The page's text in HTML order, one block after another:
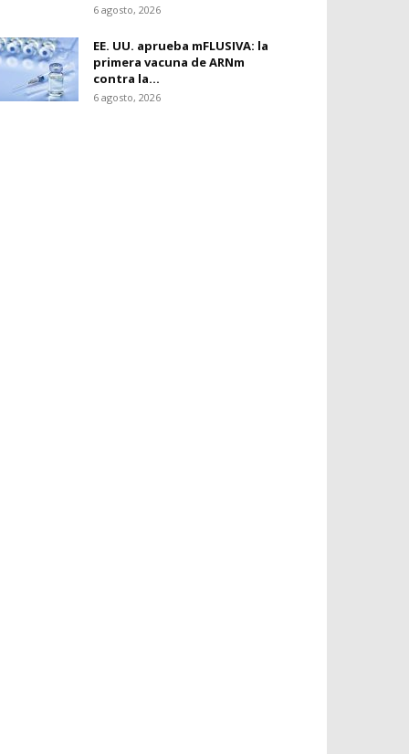
6 agosto, 2026
EE. UU. aprueba mFLUSIVA: la
primera vacuna de ARNm
contra la...
6 agosto, 2026